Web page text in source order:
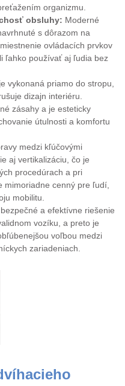
organizmu.
obsluhy: Moderné
s dôrazom na
ovládacích prvkov
ľahko používať aj ľudia bez
vykonaná priamo do stropu,
dizajn interiéru.
zásahy a je esteticky
útulnosti a komfortu
medzi kľúčovými
aj vertikalizáciu, čo je
procedúrach a pri
mimoriadne cenný pre ľudí,
mobilitu.
a efektívne riešenie
vozíku, a preto je
voľbou medzi
zariadeniach.